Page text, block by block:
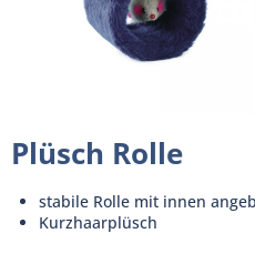
Plüsch Rolle
stabile Rolle mit innen
Kurzhaarplüsch